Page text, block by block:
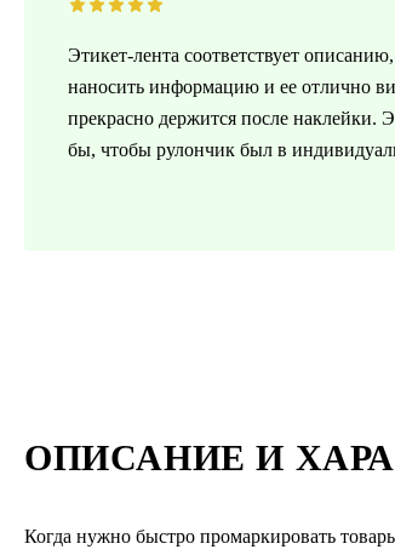
ОПИСАНИЕ И
Когда нужно быстро промаркировать
Этикет-лента соответствует
наносить информацию и ее отлично
прекрасно держится после наклейки.
бы, чтобы рулончик был в